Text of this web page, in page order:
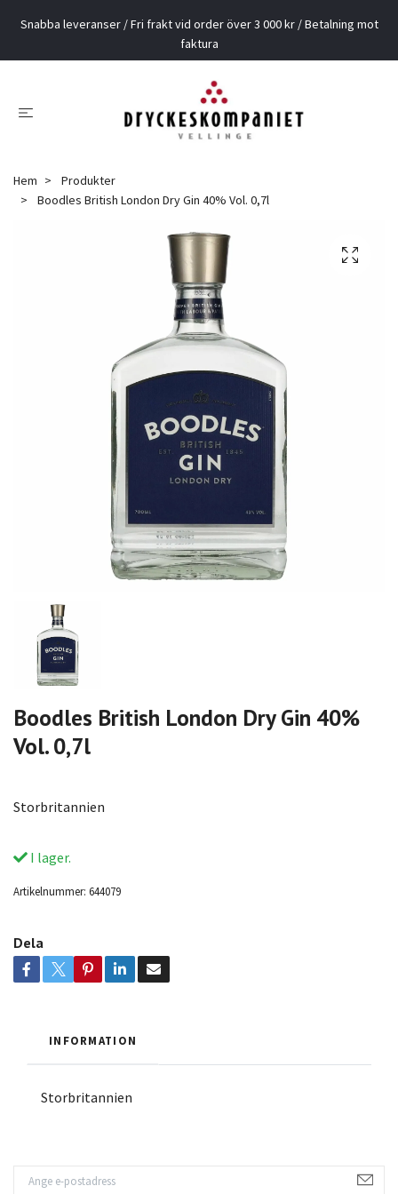
Snabba leveranser / Fri frakt vid order över 3 000 kr / Betalning mot
faktura
Hem
Produkter
Boodles British London Dry Gin 40% Vol. 0,7l
Boodles British London Dry Gin 40%
Vol. 0,7l
Storbritannien
I lager.
Artikelnummer: 644079
Dela
INFORMATION
Storbritannien